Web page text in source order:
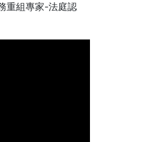
重組專家-法庭認